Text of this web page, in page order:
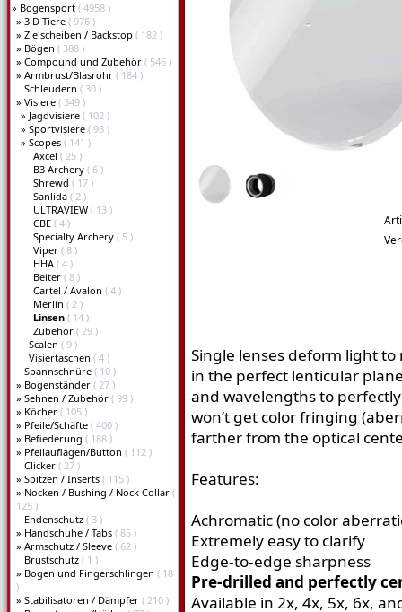
» Bogensport ( 4958 )
» 3 D Tiere ( 976 )
» Zielscheiben / Backstop ( 182 )
» Bögen ( 388 )
» Compound und Zubehör ( 546 )
» Armbrust/Blasrohr ( 184 )
Schleudern ( 30 )
» Visiere ( 349 )
» Jagdvisiere ( 102 )
» Sportvisiere ( 93 )
» Scopes ( 141 )
Axcel ( 25 )
B3 Archery ( 6 )
Shrewd ( 17 )
Sanlida ( 2 )
ULTRAVIEW ( 13 )
CBE ( 4 )
Specialty Archery ( 5 )
Viper ( 8 )
HHA ( 4 )
Beiter ( 8 )
Cartel / Avalon ( 4 )
Merlin ( 2 )
Linsen ( 14 )
Zubehör ( 29 )
Scalen ( 9 )
Visiertaschen ( 4 )
Spannschnüre ( 10 )
» Bogenständer ( 27 )
» Sehnen / Zubehör ( 99 )
» Köcher ( 105 )
» Pfeile/Schäfte ( 400 )
» Befiederung ( 188 )
» Pfeilauflagen/Button ( 112 )
Clicker ( 27 )
» Spitzen / Inserts ( 115 )
» Nocken / Bushing / Nock Collar (
125 )
Endenschutz ( 3 )
» Handschuhe / Tabs ( 85 )
» Armschutz / Sleeve ( 62 )
Brustschutz ( 1 )
» Bogen und Fingerschlingen ( 18
)
» Stabilisatoren / Dämpfer ( 210 )
Single lenses deform light
in the perfect lenticular
and wavelengths to
won’t get color fringing
farther from the optical
Features:
Achromatic (no color
Extremely easy to clarify
Edge-to-edge sharpness
Pre-drilled and perfectly
Available in 2x, 4x, 5x, 6x,